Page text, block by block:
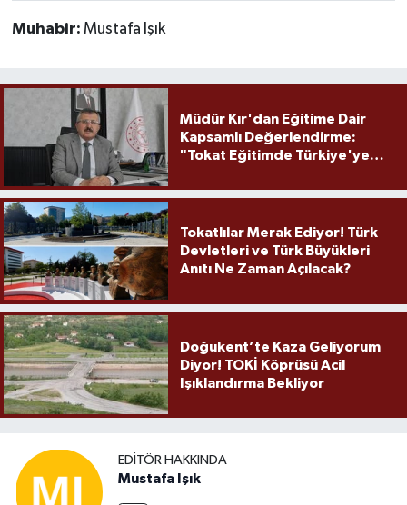
Muhabir: Mustafa Işık
Müdür Kır'dan Eğitime Dair
Kapsamlı Değerlendirme:
"Tokat Eğitimde Türkiye'ye
Tokatlılar Merak Ediyor! Türk
Devletleri ve Türk Büyükleri
Anıtı Ne Zaman Açılacak?
Doğukent’te Kaza Geliyorum
Diyor! TOKİ Köprüsü Acil
Işıklandırma Bekliyor
EDITÖR HAKKINDA
Mustafa Işık